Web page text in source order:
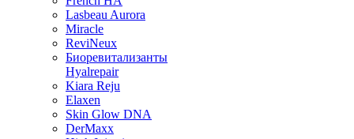
Lasbeau Aurora
Miracle
ReviNeux
Биоревитализанты
Hyalrepair
Kiara Reju
Elaxen
Skin Glow DNA
DerMaxx